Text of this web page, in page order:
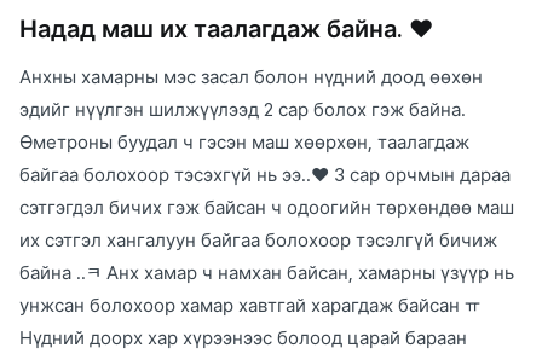
Надад маш их таалагдаж байна. ❤
Анхны хамарны мэс засал болон нүдний доод өөхөн
эдийг нүүлгэн шилжүүлээд 2 сар болох гэж байна.
Өметроны буудал ч гэсэн маш хөөрхөн, таалагдаж
байгаа болохоор тэсэхгүй нь ээ..❤ 3 сар орчмын дараа
сэтгэгдэл бичих гэж байсан ч одоогийн төрхөндөө маш
их сэтгэл хангалуун байгаа болохоор тэсэлгүй бичиж
байна ..ㅋ Анх хамар ч намхан байсан, хамарны үзүүр нь
унжсан болохоор хамар хавтгай харагдаж байсан ㅠ
Нүдний доорх хар хүрээнээс болоод царай бараан